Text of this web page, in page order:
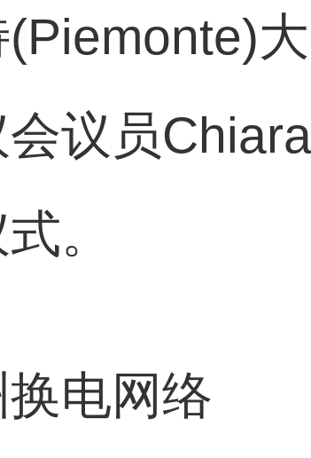
(Piemonte)
议员
。
电网络